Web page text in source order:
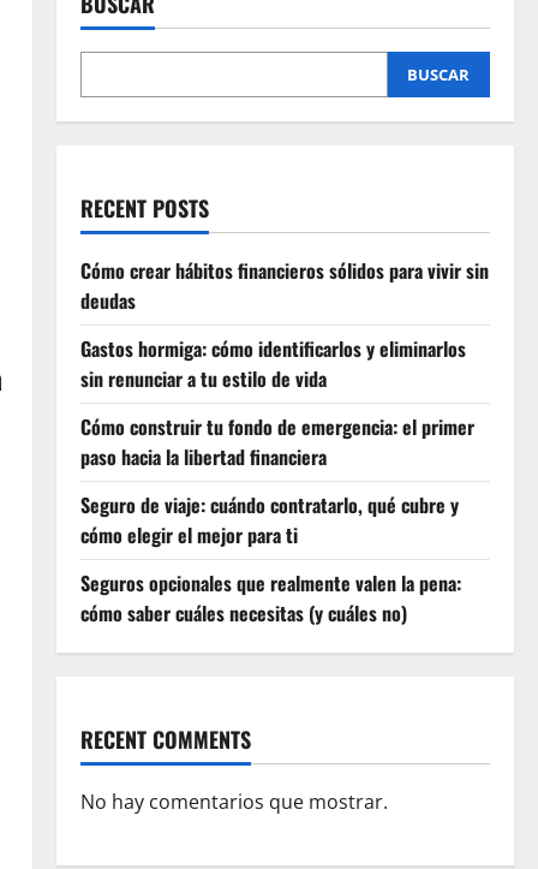
5
cómo saber cuáles
necesitas (y cuáles no)
noviembre 12, 2025
BUSCAR
RECENT POSTS
Cómo crear hábitos financieros sólidos para vivir sin
deudas
Gastos hormiga: cómo identificarlos y eliminarlos
sin renunciar a tu estilo de vida
Cómo construir tu fondo de emergencia: el primer
paso hacia la libertad financiera
Seguro de viaje: cuándo contratarlo, qué cubre y
cómo elegir el mejor para ti
Seguros opcionales que realmente valen la pena:
cómo saber cuáles necesitas (y cuáles no)
RECENT COMMENTS
No hay comentarios que mostrar.